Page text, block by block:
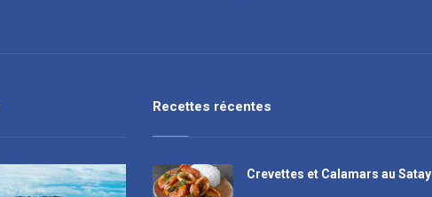
Recettes récentes
Crevettes et Calamars au Satay